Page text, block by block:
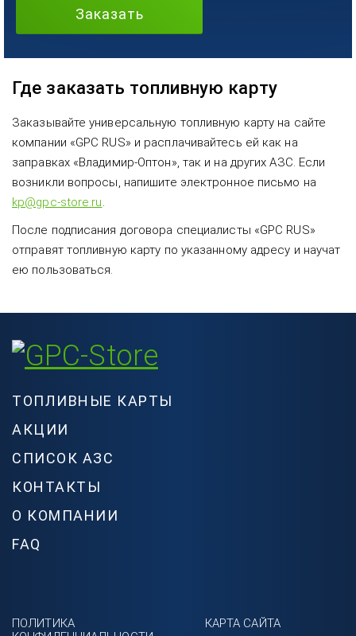
Заказать
Где заказать топливную карту
Заказывайте универсальную топливную карту на сайте
компании «GPC RUS» и расплачивайтесь ей как на
заправках «Владимир-Оптон», так и на других АЗС. Если
возникли вопросы, напишите электронное письмо на
kp@gpc-store.ru.
После подписания договора специалисты «GPC RUS»
отправят топливную карту по указанному адресу и научат
ею пользоваться.
ТОПЛИВНЫЕ КАРТЫ
АКЦИИ
СПИСОК АЗС
КОНТАКТЫ
О КОМПАНИИ
FAQ
ПОЛИТИКА
КАРТА САЙТА